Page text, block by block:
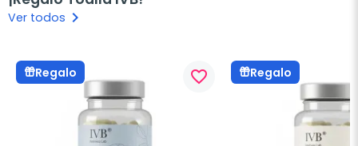
Ver todos keyboard_arrow_right
Regalo favorite_border Regalo